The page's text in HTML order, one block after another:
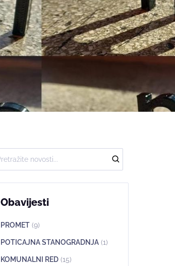
Obavijesti
PROMET (9)
POTICAJNA STANOGRADNJA (1)
KOMUNALNI RED (15)